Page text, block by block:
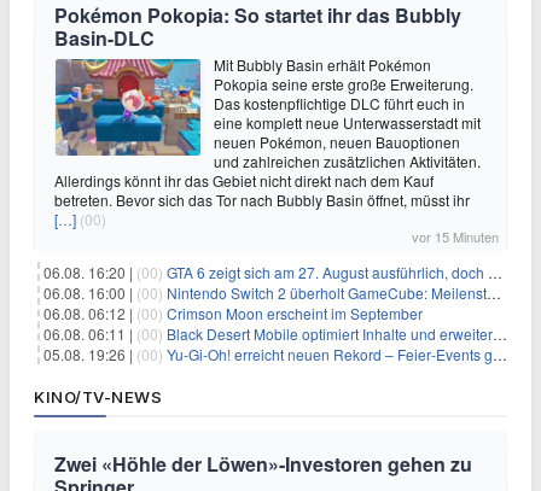
Pokémon Pokopia: So startet ihr das Bubbly
Basin-DLC
Mit Bubbly Basin erhält Pokémon
Pokopia seine erste große Erweiterung.
Das kostenpflichtige DLC führt euch in
eine komplett neue Unterwasserstadt mit
neuen Pokémon, neuen Bauoptionen
und zahlreichen zusätzlichen Aktivitäten.
Allerdings könnt ihr das Gebiet nicht direkt nach dem Kauf
betreten. Bevor sich das Tor nach Bubbly Basin öffnet, müsst ihr
[…] (00)
vor 15 Minuten
06.08. 16:20 | (00) GTA 6 zeigt sich am 27. August ausführlich, doch Netflix bekommt sechs Stunden Vorsprung
06.08. 16:00 | (00) Nintendo Switch 2 überholt GameCube: Meilenstein schon nach kurzer Zeit erreicht
06.08. 06:12 | (00) Crimson Moon erscheint im September
06.08. 06:11 | (00) Black Desert Mobile optimiert Inhalte und erweitert Treasure Access
05.08. 19:26 | (00) Yu‑Gi‑Oh! erreicht neuen Rekord – Feier‑Events gestartet
KINO/TV-NEWS
Zwei «Höhle der Löwen»-Investoren gehen zu